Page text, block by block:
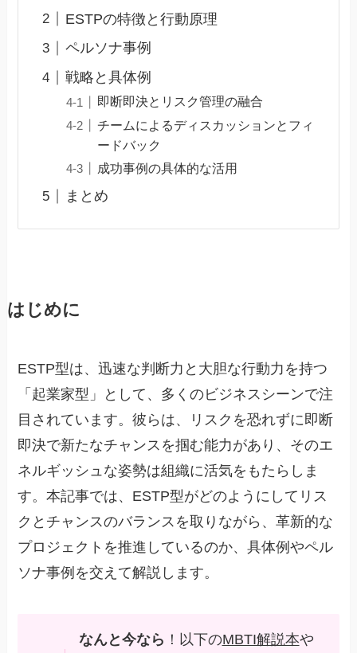
ESTPの特徴と行動原理
ペルソナ事例
戦略と具体例
即断即決とリスク管理の融合
チームによるディスカッションとフィ
ードバック
成功事例の具体的な活用
まとめ
はじめに
ESTP型は、迅速な判断力と大胆な行動力を持つ
「起業家型」として、多くのビジネスシーンで注
目されています。彼らは、リスクを恐れずに即断
即決で新たなチャンスを掴む能力があり、そのエ
ネルギッシュな姿勢は組織に活気をもたらしま
す。本記事では、ESTP型がどのようにしてリス
クとチャンスのバランスを取りながら、革新的な
プロジェクトを推進しているのか、具体例やペル
ソナ事例を交えて解説します。
なんと今なら ！以下のMBTI解説本や